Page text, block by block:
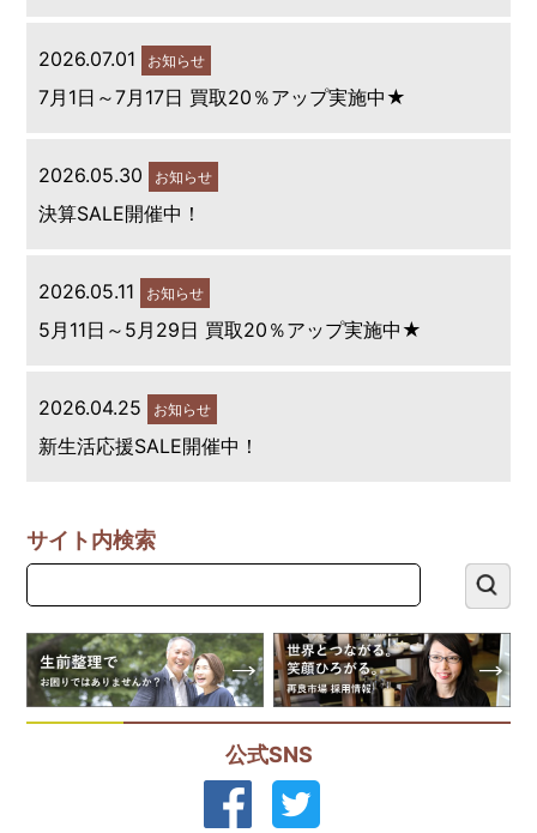
2026.07.01 お知らせ
7月1日～7月17日 買取20％アップ実施中★
2026.05.30 お知らせ
決算SALE開催中！
2026.05.11 お知らせ
5月11日～5月29日 買取20％アップ実施中★
2026.04.25 お知らせ
新生活応援SALE開催中！
サイト内検索
公式SNS